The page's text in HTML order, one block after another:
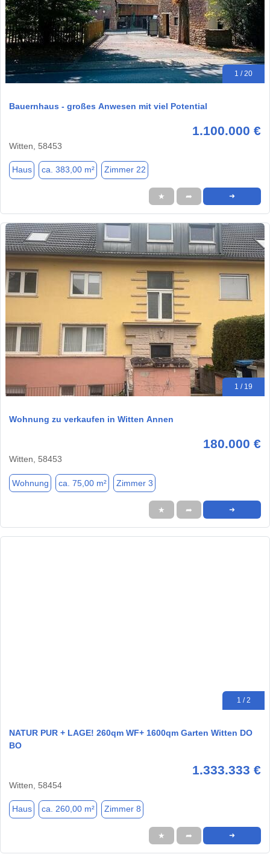
1 / 20
Bauernhaus - großes Anwesen mit viel Potential
1.100.000 €
Witten, 58453
Haus ca. 383,00 m² Zimmer 22
★ ➦ ➜
1 / 19
Wohnung zu verkaufen in Witten Annen
180.000 €
Witten, 58453
Wohnung ca. 75,00 m² Zimmer 3
★ ➦ ➜
1 / 2
NATUR PUR + LAGE! 260qm WF+ 1600qm Garten Witten DO
BO
1.333.333 €
Witten, 58454
Haus ca. 260,00 m² Zimmer 8
★ ➦ ➜